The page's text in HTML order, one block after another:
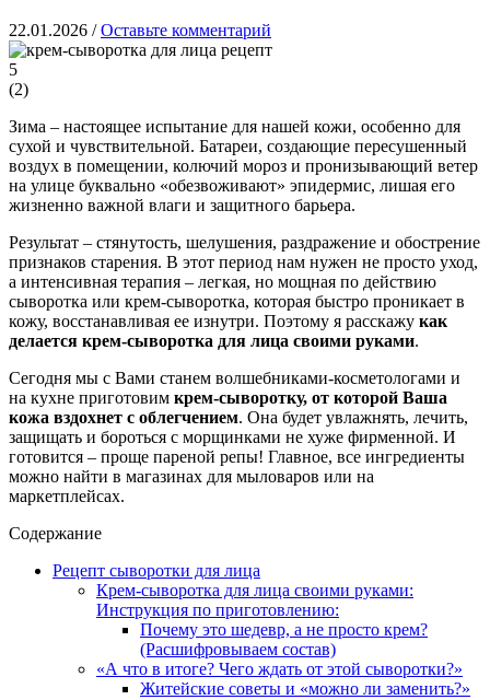
22.01.2026 /Оставьте комментарий
5
(2)
Зима – настоящее испытание для нашей кожи, особенно для
сухой и чувствительной. Батареи, создающие пересушенный
воздух в помещении, колючий мороз и пронизывающий ветер
на улице буквально «обезвоживают» эпидермис, лишая его
жизненно важной влаги и защитного барьера.
Результат – стянутость, шелушения, раздражение и обострение
признаков старения. В этот период нам нужен не просто уход,
а интенсивная терапия – легкая, но мощная по действию
сыворотка или крем-сыворотка, которая быстро проникает в
кожу, восстанавливая ее изнутри. Поэтому я расскажу как
делается крем-сыворотка для лица своими руками.
Сегодня мы с Вами станем волшебниками-косметологами и
на кухне приготовим крем-сыворотку, от которой Ваша
кожа вздохнет с облегчением. Она будет увлажнять, лечить,
защищать и бороться с морщинками не хуже фирменной. И
готовится – проще пареной репы! Главное, все ингредиенты
можно найти в магазинах для мыловаров или на
маркетплейсах.
Содержание
Рецепт сыворотки для лица
Крем-сыворотка для лица своими руками:
Инструкция по приготовлению:
Почему это шедевр, а не просто крем?
(Расшифровываем состав)
«А что в итоге? Чего ждать от этой сыворотки?»
Житейские советы и «можно ли заменить?»